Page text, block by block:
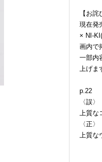
【お詫
現在発
× NI-
画内で
一部内
上げま
p.22
〈誤〉
上質な
〈正〉
上質な